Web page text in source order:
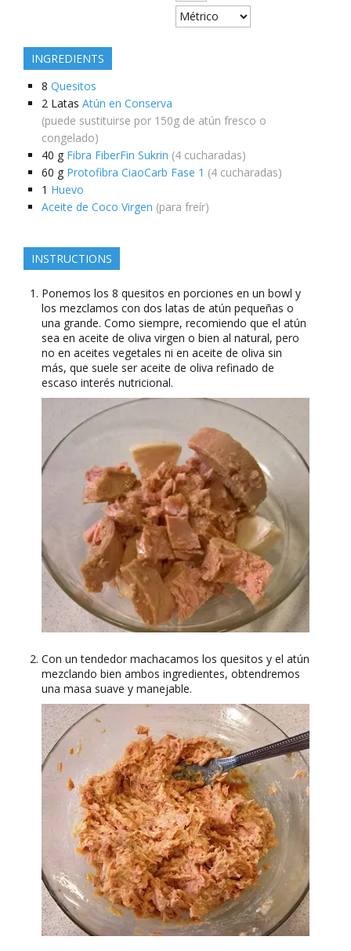
INGREDIENTS
8 Quesitos
2 Latas Atún en Conserva
(puede sustituirse por 150g de atún fresco o
congelado)
40 g Fibra FiberFin Sukrin (4 cucharadas)
60 g Protofibra CiaoCarb Fase 1 (4 cucharadas)
1 Huevo
Aceite de Coco Virgen (para freír)
INSTRUCTIONS
Ponemos los 8 quesitos en porciones en un bowl y
los mezclamos con dos latas de atún pequeñas o
una grande. Como siempre, recomiendo que el atún
sea en aceite de oliva virgen o bien al natural, pero
no en aceites vegetales ni en aceite de oliva sin
más, que suele ser aceite de oliva refinado de
escaso interés nutricional.
Con un tendedor machacamos los quesitos y el atún
mezclando bien ambos ingredientes, obtendremos
una masa suave y manejable.